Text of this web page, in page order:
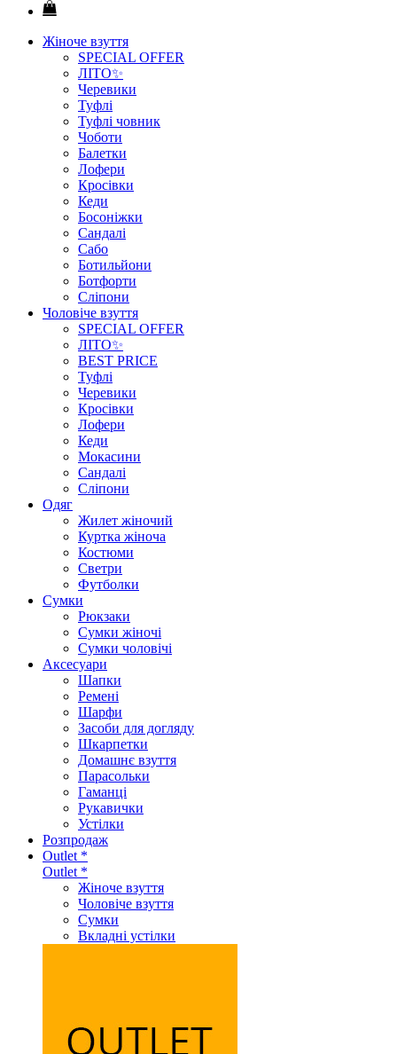
Жіноче взуття
SPECIAL OFFER
ЛІТО✨
Черевики
Туфлі
Туфлі човник
Чоботи
Балетки
Лофери
Кросівки
Кеди
Босоніжки
Сандалі
Сабо
Ботильйони
Ботфорти
Сліпони
Чоловіче взуття
SPECIAL OFFER
ЛІТО✨
BEST PRICE
Туфлі
Черевики
Кросівки
Лофери
Кеди
Мокасини
Сандалі
Сліпони
Одяг
Жилет жіночий
Куртка жіноча
Костюми
Светри
Футболки
Сумки
Рюкзаки
Сумки жіночі
Сумки чоловічі
Аксеcуари
Шапки
Ремені
Шарфи
Засоби для догляду
Шкарпетки
Домашнє взуття
Парасольки
Гаманці
Рукавички
Устілки
Розпродаж
Outlet *
Outlet *
Жіноче взуття
Чоловіче взуття
Сумки
Вкладні устілки